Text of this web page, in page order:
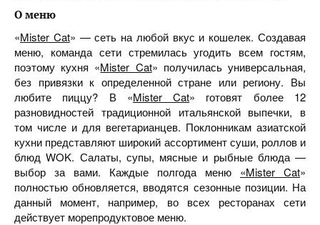
О меню
«Mister Cat» — сеть на любой вкус и кошелек. Создавая
меню, команда сети стремилась угодить всем гостям,
поэтому кухня «Mister Cat» получилась универсальная,
без привязки к определенной стране или региону. Вы
любите пиццу? В «Mister Cat» готовят более 12
разновидностей традиционной итальянской выпечки, в
том числе и для вегетарианцев. Поклонникам азиатской
кухни представляют широкий ассортимент суши, роллов и
блюд WOK. Салаты, супы, мясные и рыбные блюда —
выбор за вами. Каждые полгода меню «Mister Cat»
полностью обновляется, вводятся сезонные позиции. На
данный момент, например, во всех ресторанах сети
действует морепродуктовое меню.